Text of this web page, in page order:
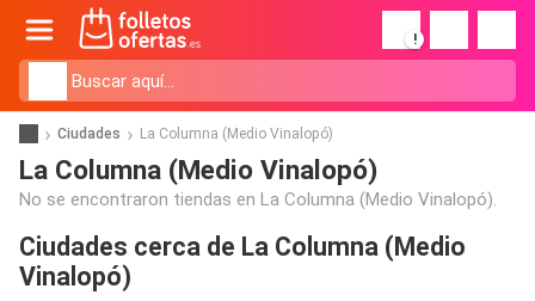
!
Ciudades La Columna (Medio Vinalopó)
La Columna (Medio Vinalopó)
No se encontraron tiendas en La Columna (Medio Vinalopó).
Ciudades cerca de La Columna (Medio
Vinalopó)